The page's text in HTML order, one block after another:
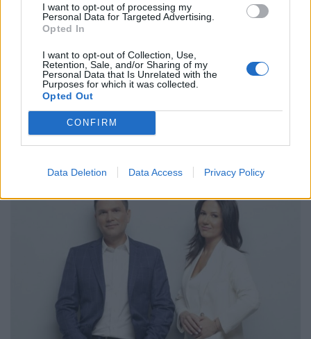
I want to opt-out of processing my
Personal Data for Targeted Advertising.
Opted In
I want to opt-out of Collection, Use,
Retention, Sale, and/or Sharing of my
Personal Data that Is Unrelated with the
Purposes for which it was collected.
Opted Out
CONFIRM
Data Deletion Data Access Privacy Policy
ευρώ στην Ελλάδα –…
για τα Πολυκέντρα…
Τελευταίες Δημοσιεύσεις